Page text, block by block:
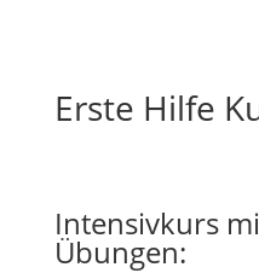
Erste Hilfe
Intensivkurs
Übungen: